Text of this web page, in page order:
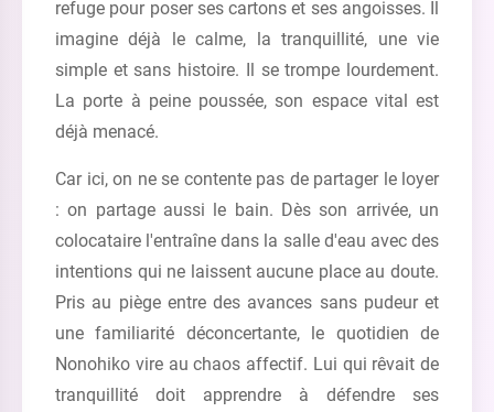
refuge pour poser ses cartons et ses angoisses. Il
imagine déjà le calme, la tranquillité, une vie
simple et sans histoire. Il se trompe lourdement.
La porte à peine poussée, son espace vital est
déjà menacé.
Car ici, on ne se contente pas de partager le loyer
: on partage aussi le bain. Dès son arrivée, un
colocataire l'entraîne dans la salle d'eau avec des
intentions qui ne laissent aucune place au doute.
Pris au piège entre des avances sans pudeur et
une familiarité déconcertante, le quotidien de
Nonohiko vire au chaos affectif. Lui qui rêvait de
tranquillité doit apprendre à défendre ses